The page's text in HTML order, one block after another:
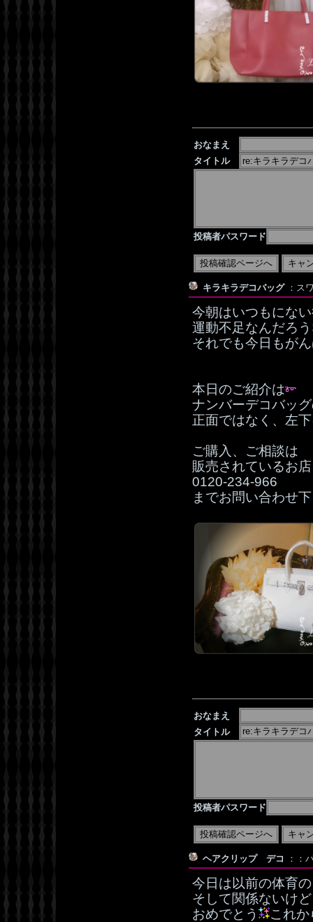
おなまえ
タイトル
投稿者パスワード
キラキラデコバッグ ：ス
今朝はいつもにな
運動不足なんだろ
それでも今日もが
本日のご紹介は
ナンバーデコバッ
正面ではなく、左
ご購入、ご相談は
販売されているお店
0120‐234‐966
までお問い合わせ
おなまえ
タイトル
投稿者パスワード
ヘアクリップ デコ ：：
今日は以前の体育
そして関係ないけ
おめでとう
これ